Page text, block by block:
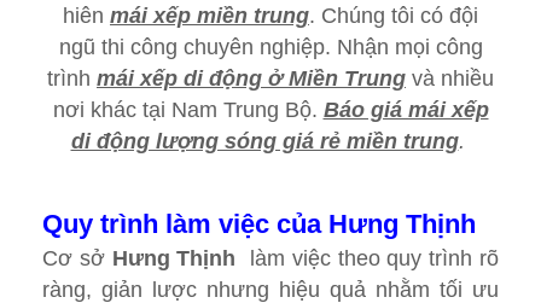
hiên mái xếp miền trung. Chúng tôi có đội
ngũ thi công chuyên nghiệp. Nhận mọi công
trình mái xếp di động ở Miền Trung và nhiều
nơi khác tại Nam Trung Bộ. Báo giá mái xếp
di động lượng sóng giá rẻ miền trung.
Quy trình làm việc của Hưng Thịnh
Cơ sở Hưng Thịnh làm việc theo quy trình rõ
ràng, giản lược nhưng hiệu quả nhằm tối ưu